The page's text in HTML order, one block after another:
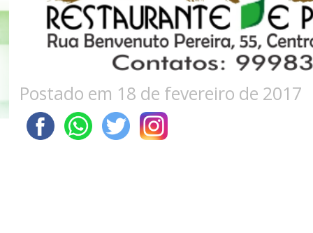
Postado em 18 de fevereiro de 2017